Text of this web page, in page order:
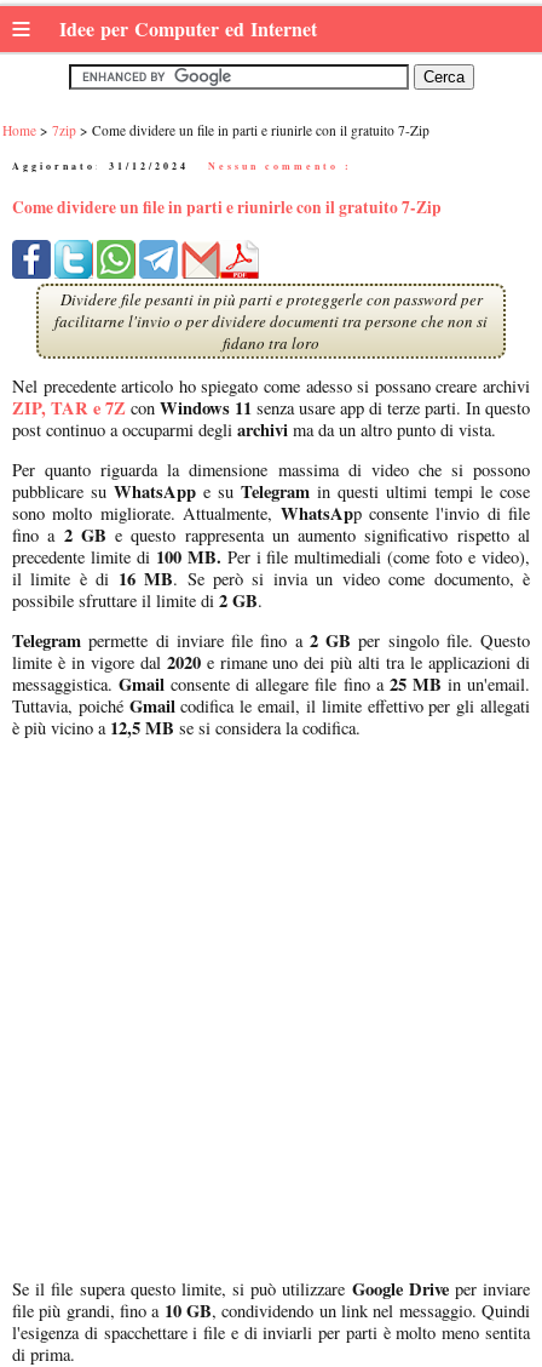
≡ Idee per Computer ed Internet
Home 7zip Come dividere un file in parti e riunirle con il gratuito 7-Zip
Aggiornato: 31/12/2024 Nessun commento :
Come dividere un file in parti e riunirle con il gratuito 7-Zip
Dividere file pesanti in più parti e proteggerle con password per
facilitarne l'invio o per dividere documenti tra persone che non si
fidano tra loro
Nel precedente articolo ho spiegato come adesso si possano creare archivi
ZIP, TAR e 7Z con Windows 11 senza usare app di terze parti. In questo
post continuo a occuparmi degli archivi ma da un altro punto di vista.
Per quanto riguarda la dimensione massima di video che si possono
pubblicare su WhatsApp e su Telegram in questi ultimi tempi le cose
sono molto migliorate. Attualmente, WhatsApp consente l'invio di file
fino a 2 GBe questo rappresenta un aumento significativo rispetto al
precedente limite di 100 MB. Per i file multimediali (come foto e video),
il limite è di 16 MB. Se però si invia un video come documento, è
possibile sfruttare il limite di 2 GB.
Telegram permette di inviare file fino a 2 GB per singolo file. Questo
limite è in vigore dal2020e rimane uno dei più alti tra le applicazioni di
messaggistica.Gmailconsente di allegare file fino a 25 MB in un'email.
Tuttavia, poiché Gmailcodifica le email, il limite effettivo per gli allegati
è più vicino a 12,5 MB se si considera la codifica.
Se il file supera questo limite, si può utilizzare Google Driveper inviare
file più grandi, fino a 10 GB, condividendo un link nel messaggio. Quindi
l'esigenza di spacchettare i file e di inviarli per parti è molto meno sentita
di prima.